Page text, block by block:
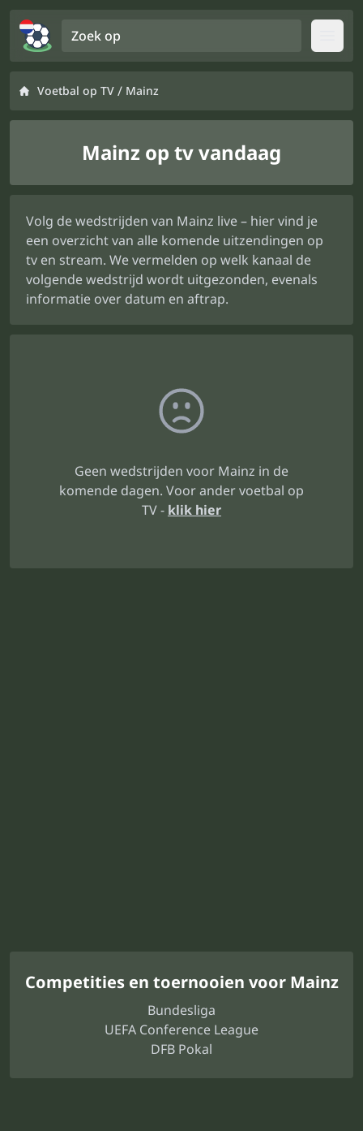
Voetbal op TV / Mainz
Mainz op tv vandaag
Volg de wedstrijden van Mainz live – hier vind je
een overzicht van alle komende uitzendingen op
tv en stream. We vermelden op welk kanaal de
volgende wedstrijd wordt uitgezonden, evenals
informatie over datum en aftrap.
Geen wedstrijden voor Mainz in de
komende dagen. Voor ander voetbal op
TV - klik hier
Competities en toernooien voor Mainz
Bundesliga
UEFA Conference League
DFB Pokal